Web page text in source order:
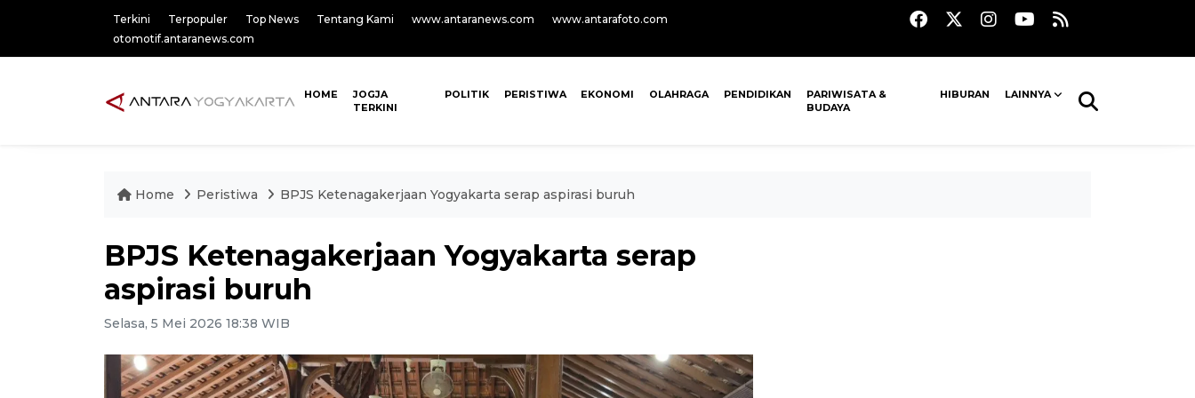
Terkini Terpopuler Top News Tentang Kami www.antaranews.com
www.antarafoto.com
otomotif.antaranews.com
HOME
JOGJA
TERKINI
POLITIK PERISTIWA EKONOMI OLAHRAGA PENDIDIKAN
PARIWISATA &
BUDAYA
HIBURAN LAINNYA
Home Peristiwa BPJS Ketenagakerjaan Yogyakarta serap aspirasi buruh
BPJS Ketenagakerjaan Yogyakarta serap
aspirasi buruh
Selasa, 5 Mei 2026 18:38 WIB